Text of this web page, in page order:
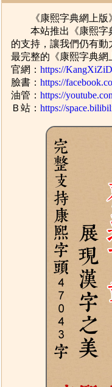
《康熙字典網上版
本站推出《康熙字
的支持，讓我們仍有
最完整的《康熙字典網
官網：https://
臉書：https://
油管：https://
Ｂ站：https://